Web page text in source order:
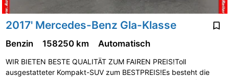
2017' Mercedes-Benz Gla-Klasse
Benzin 158250 km Automatisch
WIR BIETEN BESTE QUALITÄT ZUM FAIREN PREIS!Toll
ausgestatteter Kompakt-SUV zum BESTPREIS!Es besteht die